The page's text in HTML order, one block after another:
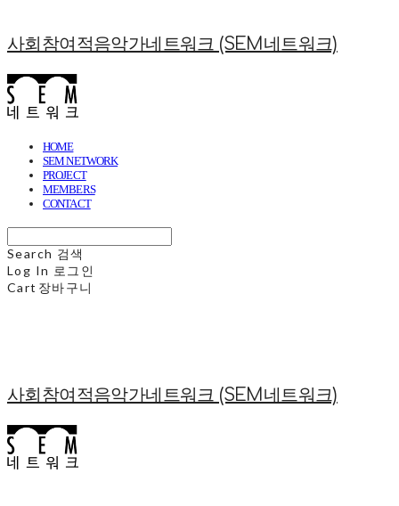
사회참여적음악가네트워크 (SEM네트워크)
HOME
SEM NETWORK
PROJECT
MEMBERS
CONTACT
Search 검색
Log In 로그인
Cart 장바구니
사회참여적음악가네트워크 (SEM네트워크)